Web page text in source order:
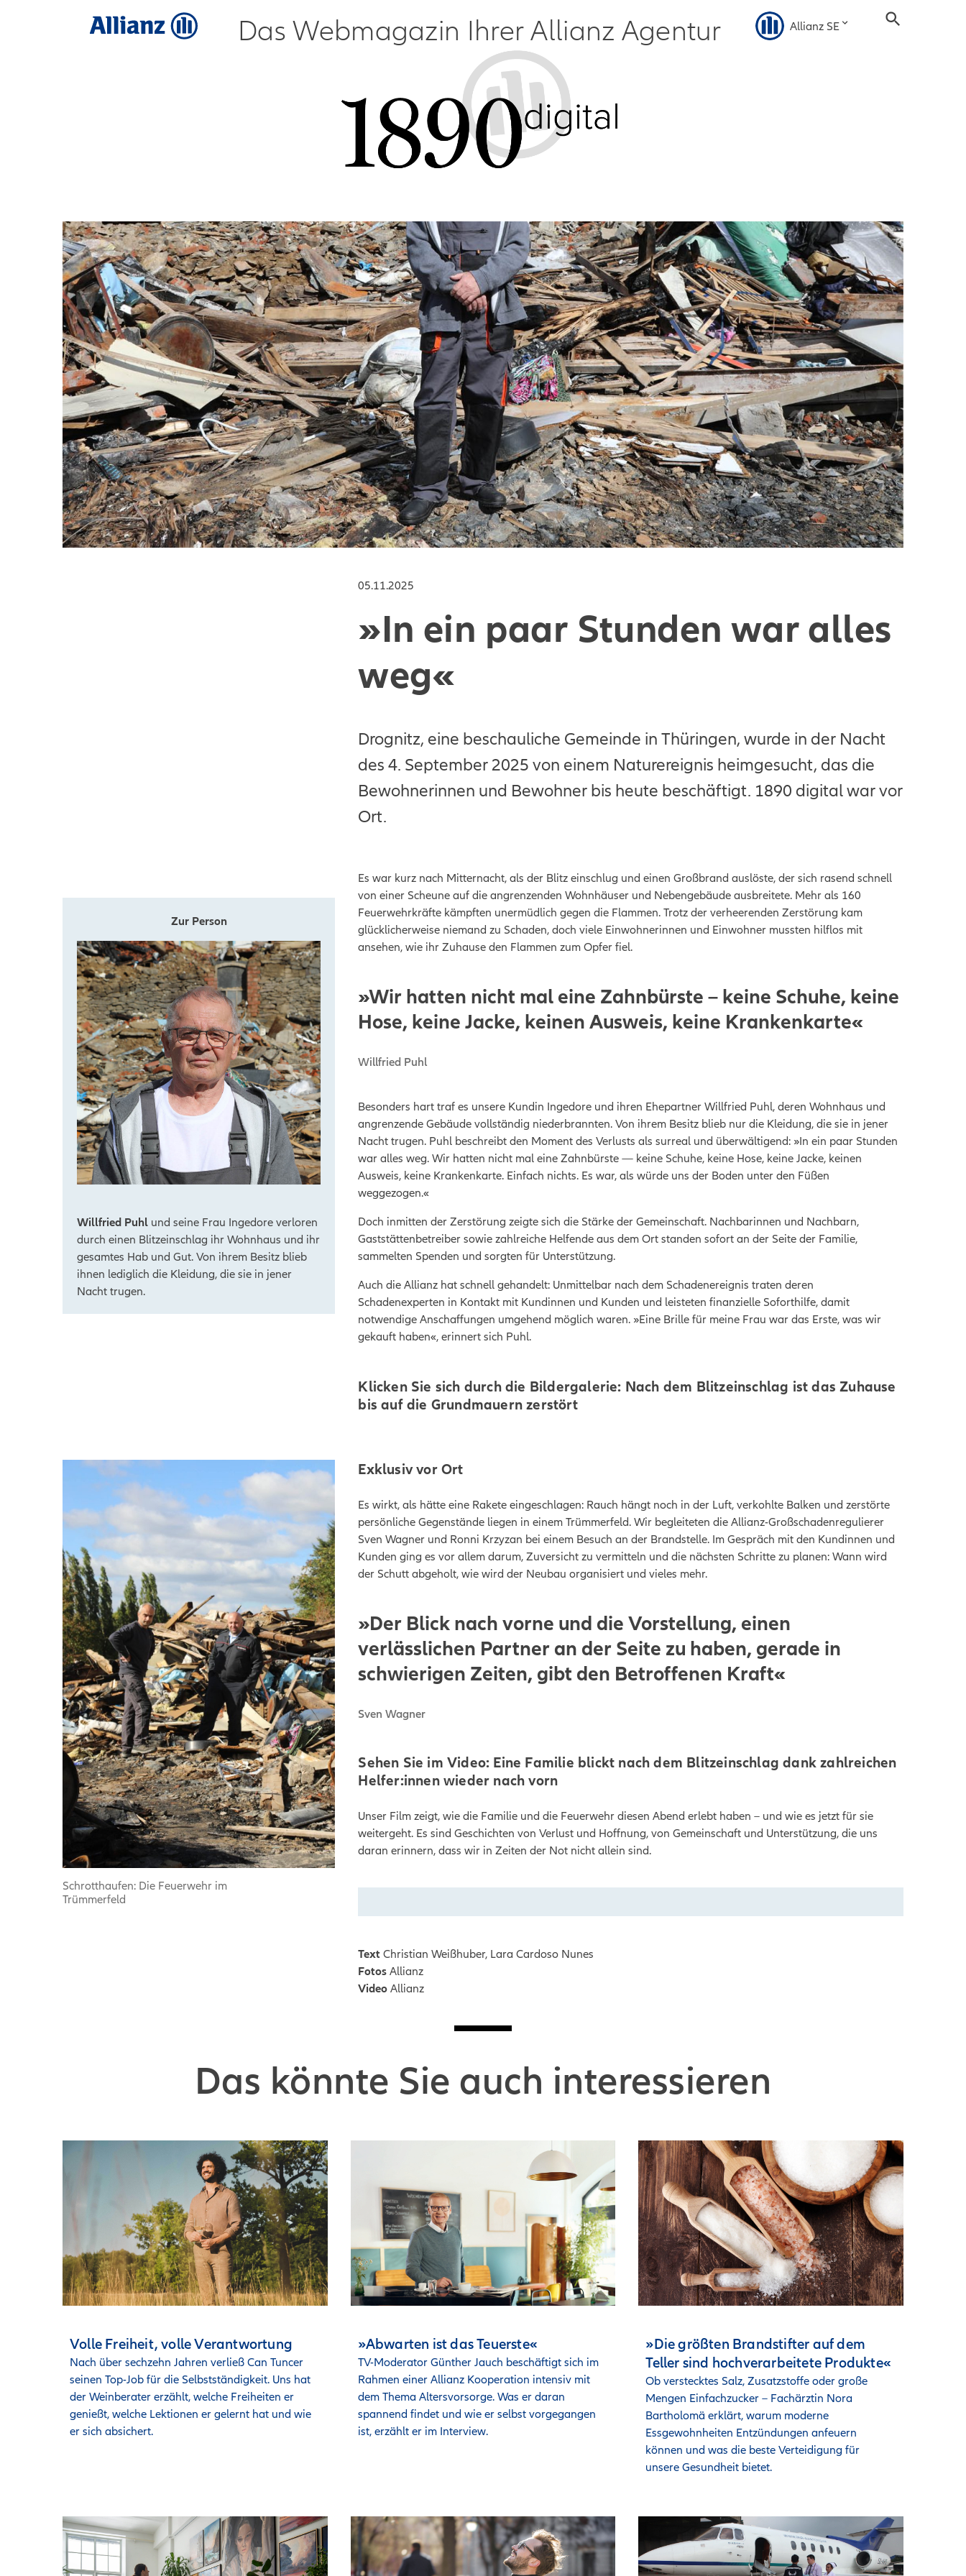
Das Webmagazin Ihrer Allianz Agentur Allianz SE
05.11.2025
»In ein paar Stunden war alles
weg«
Drognitz, eine beschauliche Gemeinde in Thüringen, wurde in der Nacht
des 4. September 2025 von einem Naturereignis heimgesucht, das die
Bewohnerinnen und Bewohner bis heute beschäftigt. 1890 digital war vor
Ort.
Zur Person
Willfried Puhl und seine Frau Ingedore verloren
durch einen Blitzeinschlag ihr Wohnhaus und ihr
gesamtes Hab und Gut. Von ihrem Besitz blieb
ihnen lediglich die Kleidung, die sie in jener
Nacht trugen.
Es war kurz nach Mitternacht, als der Blitz einschlug und einen Großbrand auslöste, der sich rasend schnell
von einer Scheune auf die angrenzenden Wohnhäuser und Nebengebäude ausbreitete. Mehr als 160
Feuerwehrkräfte kämpften unermüdlich gegen die Flammen. Trotz der verheerenden Zerstörung kam
glücklicherweise niemand zu Schaden, doch viele Einwohnerinnen und Einwohner mussten hilflos mit
ansehen, wie ihr Zuhause den Flammen zum Opfer fiel.
»Wir hatten nicht mal eine Zahnbürste – keine Schuhe, keine
Hose, keine Jacke, keinen Ausweis, keine Krankenkarte«
Willfried Puhl
Besonders hart traf es unsere Kundin Ingedore und ihren Ehepartner Willfried Puhl, deren Wohnhaus und
angrenzende Gebäude vollständig niederbrannten. Von ihrem Besitz blieb nur die Kleidung, die sie in jener
Nacht trugen. Puhl beschreibt den Moment des Verlusts als surreal und überwältigend: »In ein paar Stunden
war alles weg. Wir hatten nicht mal eine Zahnbürste — keine Schuhe, keine Hose, keine Jacke, keinen
Ausweis, keine Krankenkarte. Einfach nichts. Es war, als würde uns der Boden unter den Füßen
weggezogen.«
Doch inmitten der Zerstörung zeigte sich die Stärke der Gemeinschaft. Nachbarinnen und Nachbarn,
Gaststättenbetreiber sowie zahlreiche Helfende aus dem Ort standen sofort an der Seite der Familie,
sammelten Spenden und sorgten für Unterstützung.
Auch die Allianz hat schnell gehandelt: Unmittelbar nach dem Schadenereignis traten deren
Schadenexperten in Kontakt mit Kundinnen und Kunden und leisteten finanzielle Soforthilfe, damit
notwendige Anschaffungen umgehend möglich waren. »Eine Brille für meine Frau war das Erste, was wir
gekauft haben«, erinnert sich Puhl.
Klicken Sie sich durch die Bildergalerie: Nach dem Blitzeinschlag ist das Zuhause
bis auf die Grundmauern zerstört
Schrotthaufen: Die Feuerwehr im
Trümmerfeld
Exklusiv vor Ort
Es wirkt, als hätte eine Rakete eingeschlagen: Rauch hängt noch in der Luft, verkohlte Balken und zerstörte
persönliche Gegenstände liegen in einem Trümmerfeld. Wir begleiteten die Allianz-Großschadenregulierer
Sven Wagner und Ronni Krzyzan bei einem Besuch an der Brandstelle. Im Gespräch mit den Kundinnen und
Kunden ging es vor allem darum, Zuversicht zu vermitteln und die nächsten Schritte zu planen: Wann wird
der Schutt abgeholt, wie wird der Neubau organisiert und vieles mehr.
»Der Blick nach vorne und die Vorstellung, einen
verlässlichen Partner an der Seite zu haben, gerade in
schwierigen Zeiten, gibt den Betroffenen Kraft«
Sven Wagner
Sehen Sie im Video: Eine Familie blickt nach dem Blitzeinschlag dank zahlreichen
Helfer:innen wieder nach vorn
Unser Film zeigt, wie die Familie und die Feuerwehr diesen Abend erlebt haben – und wie es jetzt für sie
weitergeht. Es sind Geschichten von Verlust und Hoffnung, von Gemeinschaft und Unterstützung, die uns
daran erinnern, dass wir in Zeiten der Not nicht allein sind.
Text Christian Weißhuber, Lara Cardoso Nunes
Fotos Allianz
VideoAllianz
Das könnte Sie auch interessieren
Volle Freiheit, volle Verantwortung
Nach über sechzehn Jahren verließ Can Tuncer
seinen Top-Job für die Selbstständigkeit. Uns hat
der Weinberater erzählt, welche Freiheiten er
genießt, welche Lektionen er gelernt hat und wie
er sich absichert.
»Abwarten ist das Teuerste«
TV-Moderator Günther Jauch beschäftigt sich im
Rahmen einer Allianz Kooperation intensiv mit
dem Thema Altersvorsorge. Was er daran
spannend findet und wie er selbst vorgegangen
ist, erzählt er im Interview.
»Die größten Brandstifter auf dem
Teller sind hochverarbeitete Produkte«
Ob verstecktes Salz, Zusatzstoffe oder große
Mengen Einfachzucker – Fachärztin Nora
Bartholomä erklärt, warum moderne
Essgewohnheiten Entzündungen anfeuern
können und was die beste Verteidigung für
unsere Gesundheit bietet.